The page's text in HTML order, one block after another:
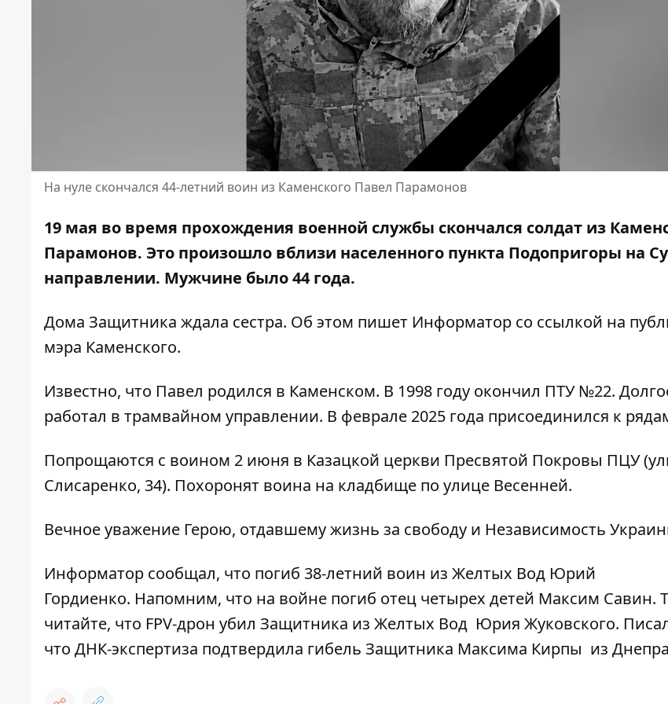
На нуле скончался 44-летний воин из Каменского Павел Парамонов
19 мая во время прохождения военной службы скончался солдат из
Парамонов. Это произошло вблизи населенного пункта Подопригоры на
направлении. Мужчине было 44 года.
Дома Защитника ждала сестра. Об этом пишет Информатор со ссылкой на
мэра Каменского.
Известно, что Павел родился в Каменском. В 1998 году окончил ПТУ №22.
работал в трамвайном управлении. В феврале 2025 года присоединился к
Попрощаются с воином 2 июня в Казацкой церкви Пресвятой Покровы ПЦУ
Слисаренко, 34). Похоронят воина на кладбище по улице Весенней.
Вечное уважение Герою, отдавшему жизнь за свободу и Независимость
Информатор сообщал, что погиб 38-летний воин из Желтых Вод Юрий
Гордиенко. Напомним, что на войне погиб отец четырех детей Максим Савин.
читайте, что FPV-дрон убил Защитника из Желтых Вод Юрия Жуковского.
что ДНК-экспертиза подтвердила гибель Защитника Максима Кирпы из